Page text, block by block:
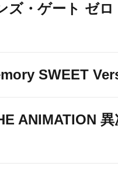
ズ・ゲート ゼ
SWEET
ANIMATION